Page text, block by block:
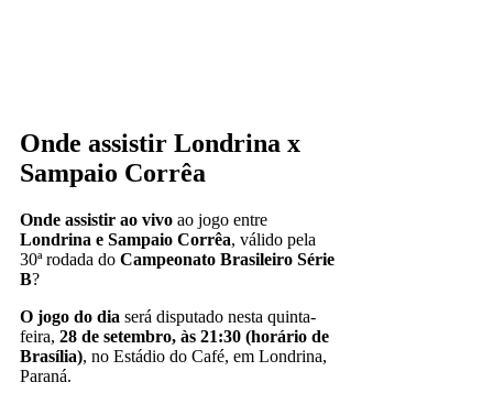
Onde assistir Londrina x
Sampaio Corrêa
Onde assistir ao vivo ao jogo entre
Londrina e Sampaio Corrêa, válido pela
30ª rodada do Campeonato Brasileiro Série
B?
O jogo do dia será disputado nesta quinta-
feira, 28 de setembro, às 21:30 (horário de
Brasília), no Estádio do Café, em Londrina,
Paraná.